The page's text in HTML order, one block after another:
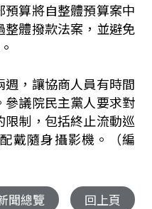
算將自整體預算案中
體撥款法案，並避免
，讓協商人員有時間
議院民主黨人要求對
制，包括終止流動巡
戴隨身攝影機。（編
聞總覽 回上頁